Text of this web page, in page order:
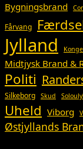
Bygningsbrand
Fårvang
Jylland
Midtjysk Brand &
Politi
Silkeborg
Skud
Uheld Viborg
Østjyllands